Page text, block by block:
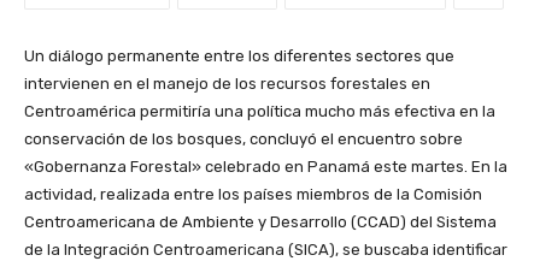
Un diálogo permanente entre los diferentes sectores que
intervienen en el manejo de los recursos forestales en
Centroamérica permitiría una política mucho más efectiva en la
conservación de los bosques, concluyó el encuentro sobre
«Gobernanza Forestal» celebrado en Panamá este martes. En la
actividad, realizada entre los países miembros de la Comisión
Centroamericana de Ambiente y Desarrollo (CCAD) del Sistema
de la Integración Centroamericana (SICA), se buscaba identificar